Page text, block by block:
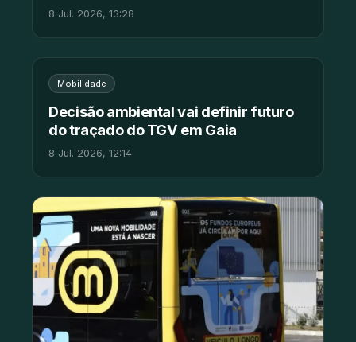
8 Jul. 2026, 13:28
Mobilidade
Decisão ambiental vai definir futuro
do traçado do TGV em Gaia
8 Jul. 2026, 12:14